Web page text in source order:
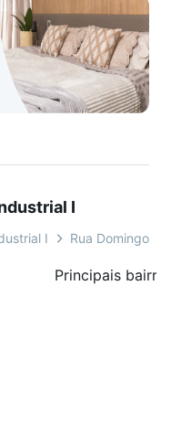
I
I Rua Domingos
Principais